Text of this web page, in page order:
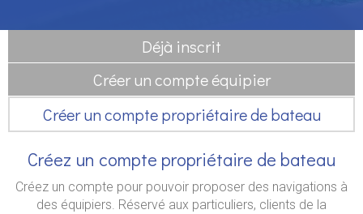
Déjà inscrit
Créer un compte équipier
Créer un compte propriétaire de bateau
Créez un compte propriétaire de bateau
Créez un compte pour pouvoir proposer des navigations à
des équipiers. Réservé aux particuliers, clients de la